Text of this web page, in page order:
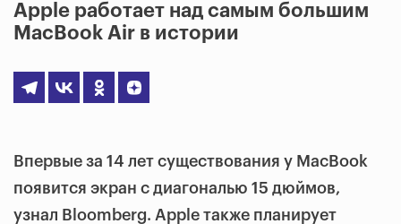
Apple работает над самым большим
MacBook Air в истории
Впервые за 14 лет существования у MacBook
появится экран с диагональю 15 дюймов,
узнал Bloomberg. Apple также планирует